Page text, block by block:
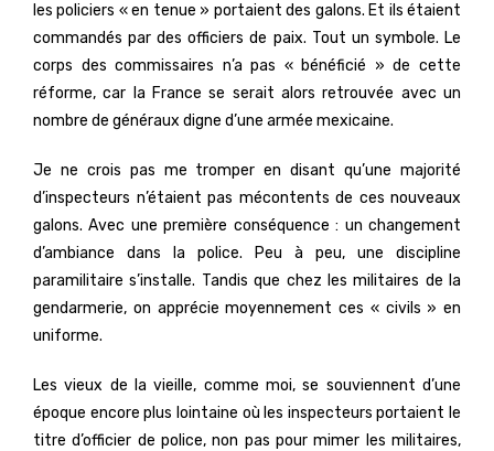
les policiers « en tenue » portaient des galons. Et ils étaient
commandés par des officiers de paix. Tout un symbole. Le
corps des commissaires n’a pas « bénéficié » de cette
réforme, car la France se serait alors retrouvée avec un
nombre de généraux digne d’une armée mexicaine.
Je ne crois pas me tromper en disant qu’une majorité
d’inspecteurs n’étaient pas mécontents de ces nouveaux
galons. Avec une première conséquence : un changement
d’ambiance dans la police. Peu à peu, une discipline
paramilitaire s’installe. Tandis que chez les militaires de la
gendarmerie, on apprécie moyennement ces « civils » en
uniforme.
Les vieux de la vieille, comme moi, se souviennent d’une
époque encore plus lointaine où les inspecteurs portaient le
titre d’officier de police, non pas pour mimer les militaires,